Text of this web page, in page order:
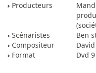
Producteurs
Scénaristes
Ben
Compositeur
Format
Dvd 9